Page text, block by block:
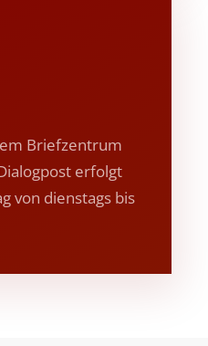
Briefzentrum
erfolgt
von dienstags bis